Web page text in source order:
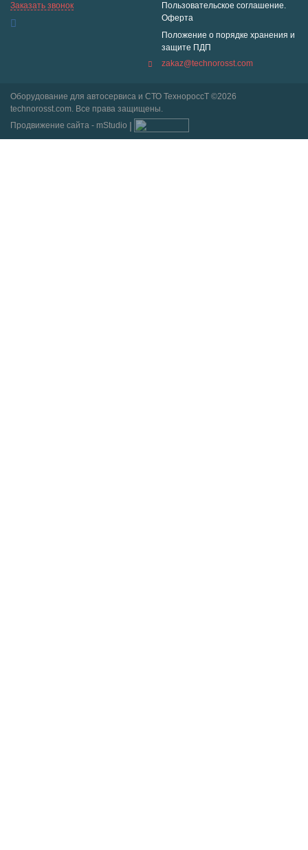
Заказать звонок
Пользовательское соглашение.
Оферта
Положение о порядке хранения и
защите ПДП
zakaz@technorosst.com
Оборудование для автосервиса и СТО ТехнороссТ ©2026
technorosst.com. Все права защищены.
Продвижение сайта - mStudio